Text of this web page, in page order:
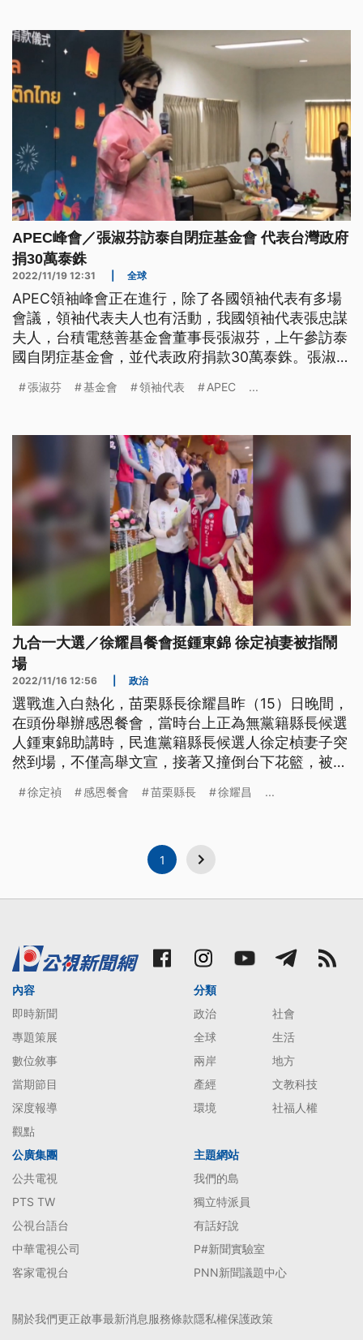
夫人卻一直追問她的非洲血統。
APEC峰會／張淑芬訪泰自閉症基金會 代表台灣政府
捐30萬泰銖
2022/11/19 12:31 全球
APEC領袖峰會正在進行，除了各國領袖代表有多場
會議，領袖代表夫人也有活動，我國領袖代表張忠謀
夫人，台積電慈善基金會董事長張淑芬，上午參訪泰
國自閉症基金會，並代表政府捐款30萬泰銖。張淑芬
孩童及家庭工作的支持。張淑芬身穿自己畫作的上
該注意的重點，期許大家努力，努力拚夫人柔性外
張淑芬 基金會 領袖代表 APEC ...
九合一大選／徐耀昌餐會挺鍾東錦 徐定禎妻被指鬧
場
2022/11/16 12:56 政治
選戰進入白熱化，苗栗縣長徐耀昌昨（15）日晚間，
在頭份舉辦感恩餐會，當時台上正為無黨籍縣長候選
人鍾東錦助講時，民進黨籍縣長候選人徐定楨妻子突
然到場，不僅高舉文宣，接著又撞倒台下花籃，被質
嫌疑，而縣長徐耀昌也表示，這樣的行為不太好。
徐定禎 感恩餐會 苗栗縣長 徐耀昌 ...
1
內容
即時新聞
專題策展
數位敘事
當期節目
深度報導
觀點
分類
政治
社會
全球
生活
兩岸
地方
產經
文教科技
環境
社福人權
公廣集團
公共電視
PTS TW
公視台語台
中華電視公司
客家電視台
主題網站
我們的島
獨立特派員
有話好說
P#新聞實驗室
PNN新聞議題中心
關於我們更正啟事最新消息服務條款隱私權保護政策